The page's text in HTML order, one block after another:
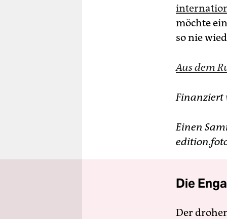
möchte
so nie
Aus dem
Finanziert
Einen
Die
Der